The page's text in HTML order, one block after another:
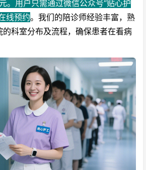
。用户只需通过微信公众号“贴心护
线预约。我们的陪诊师经验丰富，熟
科室分布及流程，确保患者在看病